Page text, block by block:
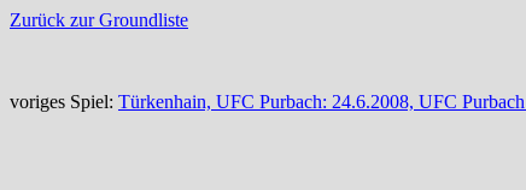
Zurück zur Groundliste
voriges Spiel: Türkenhain, UFC Purbach: 24.6.2008, UFC